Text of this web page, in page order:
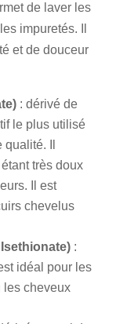
de laver les
impuretés. Il
et de douceur
: dérivé de
le plus utilisé
Il
très doux
Il est
chevelus
:
idéal pour les
les cheveux